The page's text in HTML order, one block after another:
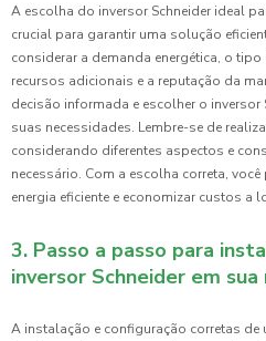
A escolha do inversor Schneider ideal
crucial para garantir uma solução
considerar a demanda energética, o
recursos adicionais e a reputação da
decisão informada e escolher o inversor
suas necessidades. Lembre-se de
considerando diferentes aspectos e
necessário. Com a escolha correta,
energia eficiente e economizar custos a
3. Passo a passo para
inversor Schneider em
A instalação e configuração corretas de